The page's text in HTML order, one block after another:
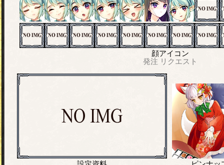
顔アイコン
発注 リクエスト